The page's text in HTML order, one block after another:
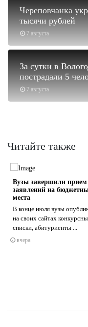
7 августа
Череповчанка
тысячи рублей
7 августа
За сутки в
пострадали 5
Читайте также
Вузы завершили прием
заявлений на
места
В конце июля вузы
на своих сайтах
списки, абитуриенты ...
вчера